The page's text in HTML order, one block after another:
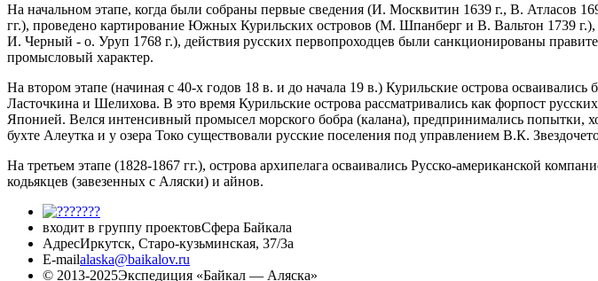
На начальном этапе, когда были собраны первые сведения (И. Москвитин 1639 г., В. Атласов
гг.), проведено картирование Южных Курильских островов (М. Шпанберг и В. Вальтон 1739
И. Черный - о. Уруп 1768 г.), действия русских первопроходцев были санкционированы
промысловый характер.
На втором этапе (начиная с 40-х годов 18 в. и до начала 19 в.) Курильские острова
Ласточкина и Шелихова. В это время Курильские острова рассматривались как форпост
Японией. Велся интенсивный промысел морского бобра (калана), предпринимались попытки,
бухте Алеутка и у озера Токо существовали русские поселения под управлением В.К.
На третьем этапе (1828-1867 гг.), острова архипелага осваивались Русско-американской
кодьякцев (завезенных с Аляски) и айнов.
входит в группу проектовСфера Байкала
АдресИркутск, Старо-кузьминская, 37/3а
E-mailalaska@baikalov.ru
© 2013-2025Экспедиция «Байкал — Аляска»